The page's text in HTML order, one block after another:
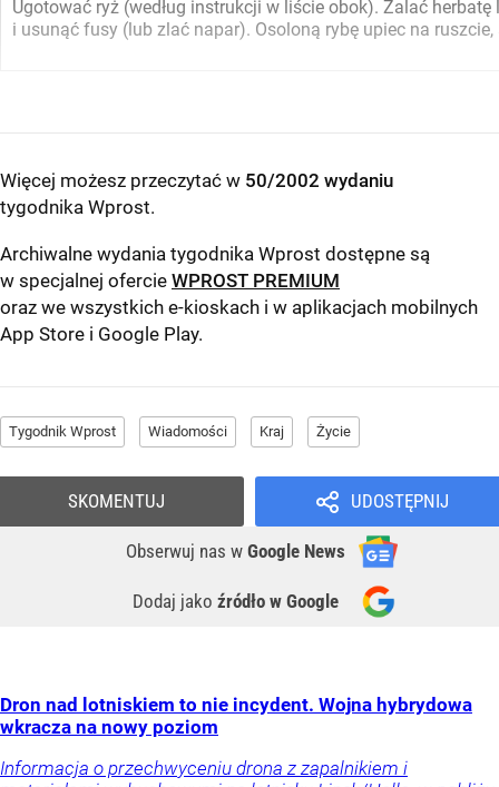
Ugotować ryż (według instrukcji w liście obok). Zalać
i usunąć fusy (lub zlać napar). Osoloną rybę upiec na
Więcej możesz przeczytać w 50/2002 wydaniu
tygodnika Wprost.
Archiwalne wydania tygodnika Wprost dostępne są
w specjalnej ofercie WPROST PREMIUM
oraz we wszystkich e-kioskach i w aplikacjach mobilnych
App Store i Google Play.
Tygodnik Wprost Wiadomości Kraj Życie
UDOSTĘPNIJ
Obserwuj nas w Google News
Dodaj jako źródło w Google
SKOMENTUJ
Dron nad lotniskiem to nie incydent. Wojna hybrydowa
wkracza na nowy poziom
Informacja o przechwyceniu drona z zapalnikiem i